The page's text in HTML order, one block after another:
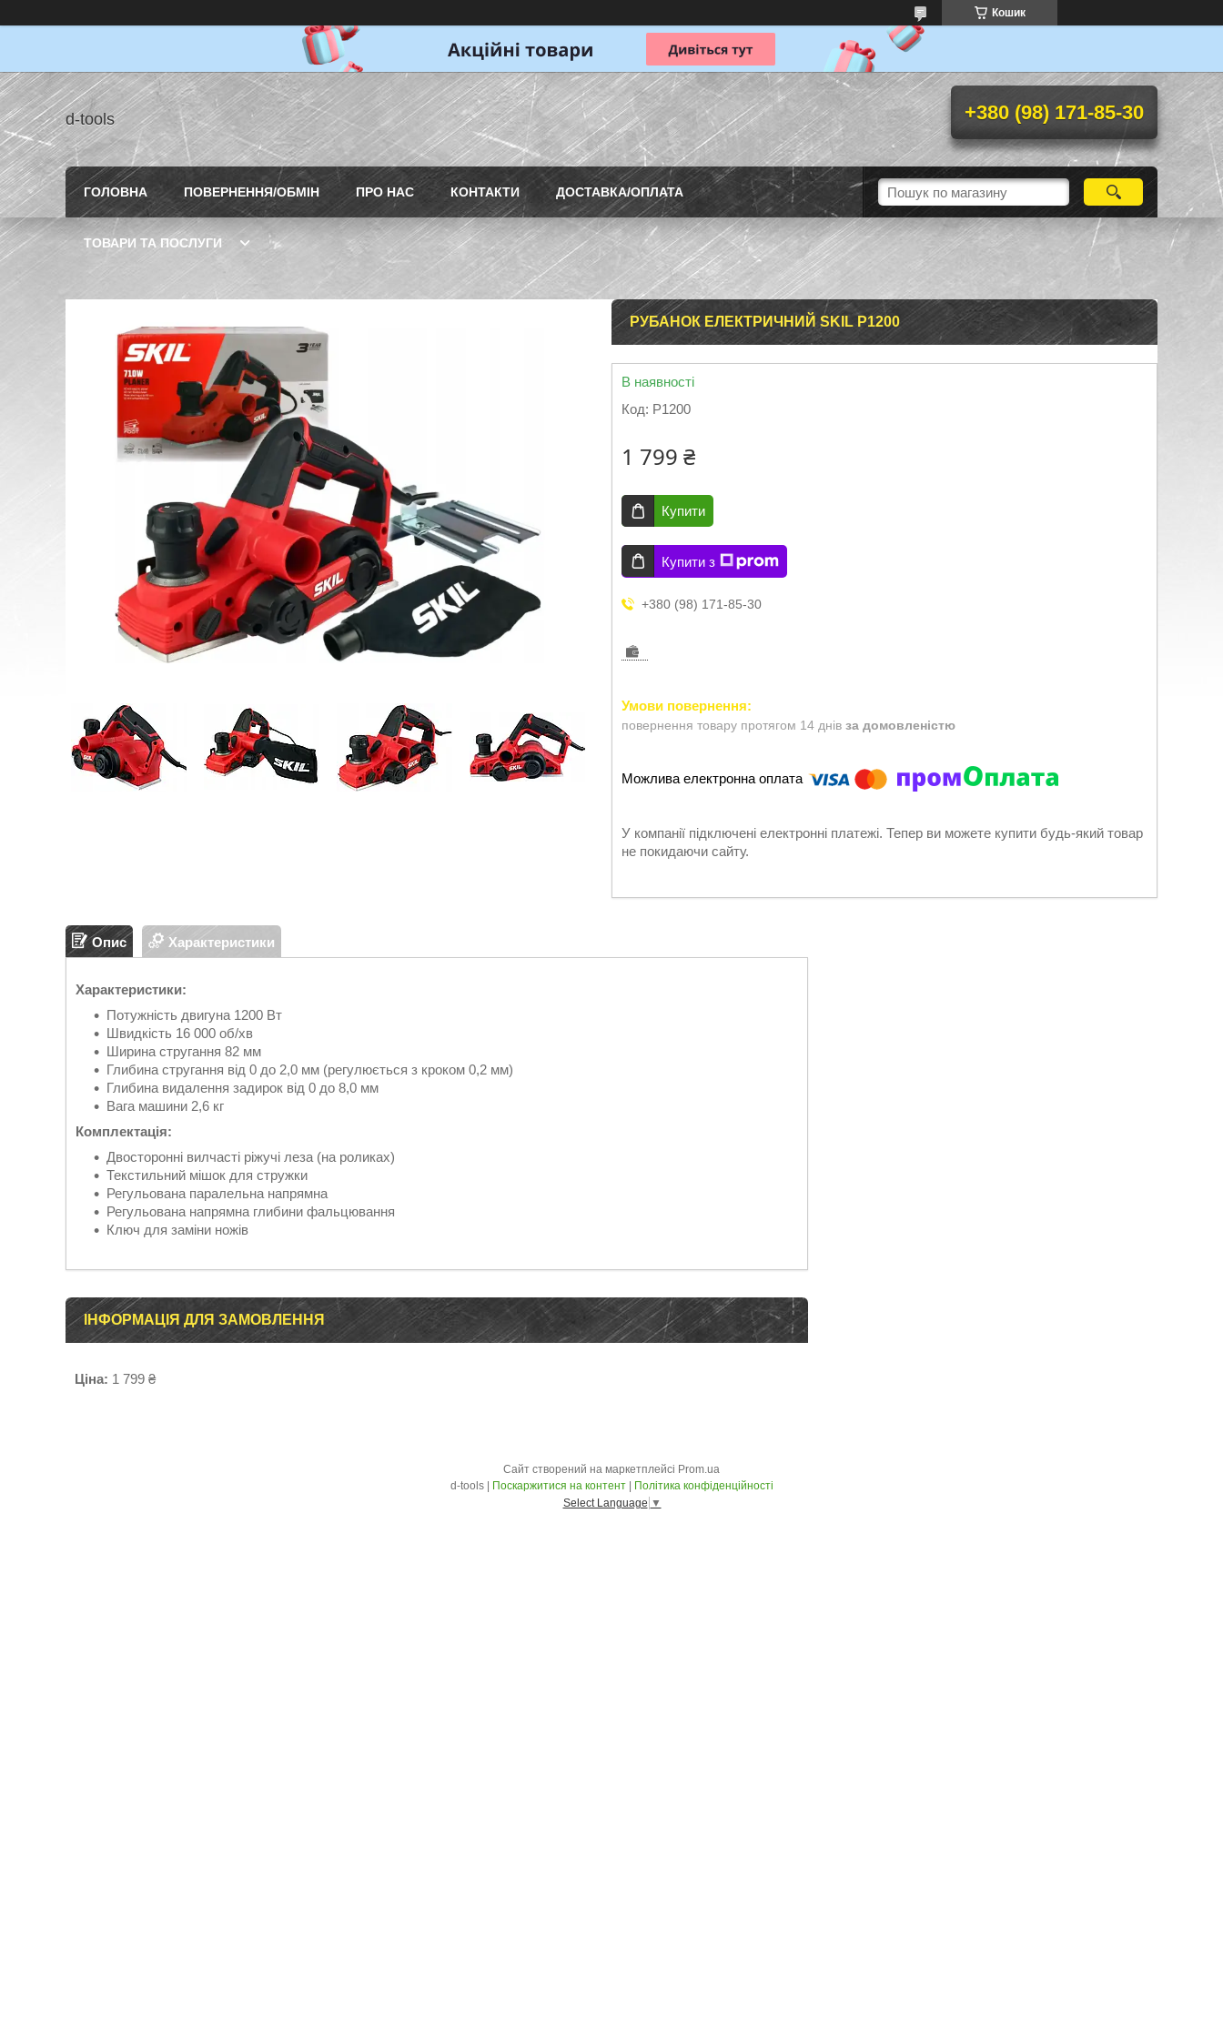
Кошик
d-tools +380 (98) 171-85-30
ГОЛОВНА ПОВЕРНЕННЯ/ОБМІН ПРО НАС КОНТАКТИ ДОСТАВКА/ОПЛАТА
ТОВАРИ ТА ПОСЛУГИ
РУБАНОК ЕЛЕКТРИЧНИЙ SKIL P1200
В наявності
Код: P1200
1 799 ₴
Купити
Купити з
+380 (98) 171-85-30
повернення товару протягом 14 днів за домовленістю
У компанії підключені електронні платежі. Тепер ви можете купити будь-який товар
не покидаючи сайту.
Опис Характеристики
Характеристики:
Потужність двигуна 1200 Вт
Швидкість 16 000 об/хв
Ширина стругання 82 мм
Глибина стругання від 0 до 2,0 мм (регулюється з кроком 0,2 мм)
Глибина видалення задирок від 0 до 8,0 мм
Вага машини 2,6 кг
Комплектація:
Двосторонні вилчасті ріжучі леза (на роликах)
Текстильний мішок для стружки
Регульована паралельна напрямна
Регульована напрямна глибини фальцювання
Ключ для заміни ножів
ІНФОРМАЦІЯ ДЛЯ ЗАМОВЛЕННЯ
Ціна: 1 799 ₴
Сайт створений на маркетплейсі Prom.ua
Поскаржитися на контент
Політика конфіденційності
Select Language ▼